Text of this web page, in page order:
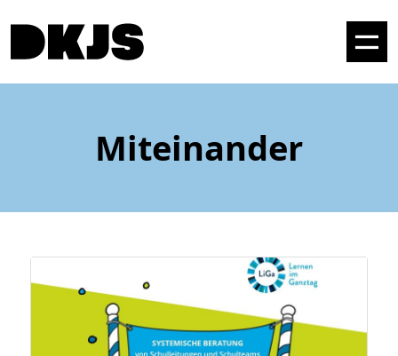
Miteinander